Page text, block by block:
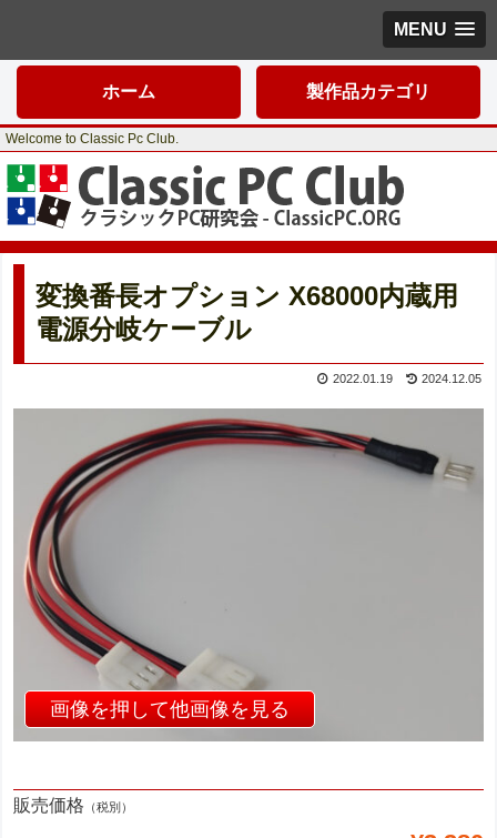
MENU
ホーム 製作品カテゴリ
Welcome to Classic Pc Club.
変換番長オプション X68000内蔵用
電源分岐ケーブル
2022.01.19 2024.12.05
販売価格 （税別）